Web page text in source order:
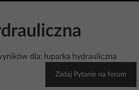
dla: łuparka hydrauliczna
Zadaj Pytanie na forum